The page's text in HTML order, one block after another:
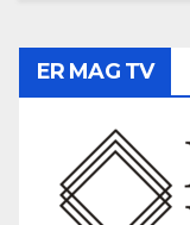
ER MAG TV